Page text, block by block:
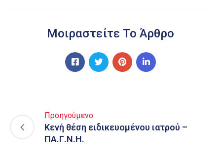
Μοιραστείτε Το Άρθρο
Προηγούμενο
Κενή θέση ειδικευομένου ιατρού –
ΠΑ.Γ.Ν.Η.